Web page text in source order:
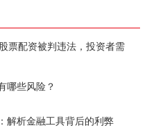
票配资被判违法，投资者需
哪些风险？
解析金融工具背后的利弊